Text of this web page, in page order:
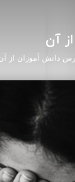
آن
دانش آموزان از